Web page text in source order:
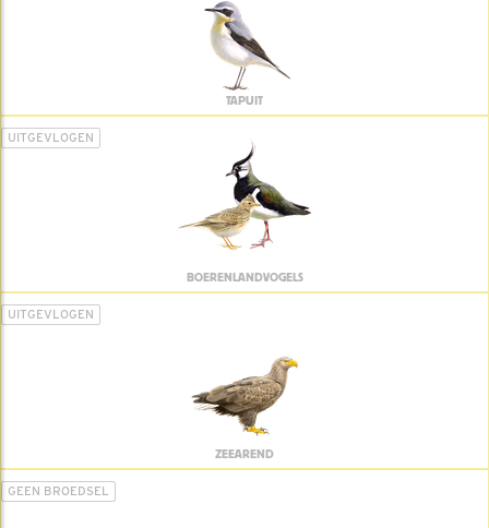
TAPUIT
UITGEVLOGEN
BOERENLANDVOGELS
UITGEVLOGEN
ZEEAREND
GEEN BROEDSEL